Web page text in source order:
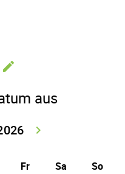
edit
aus
keyboard_arrow_right
Fr Sa So